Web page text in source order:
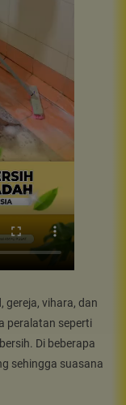
gereja, vihara, dan
peralatan seperti
Di beberapa
sehingga suasana